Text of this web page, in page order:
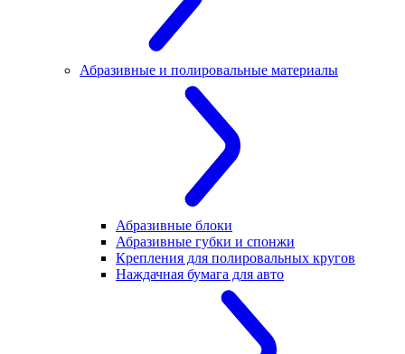
Абразивные и полировальные материалы
Абразивные блоки
Абразивные губки и спонжи
Крепления для полировальных кругов
Наждачная бумага для авто